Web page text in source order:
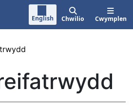
English Chwilio Cwymplen